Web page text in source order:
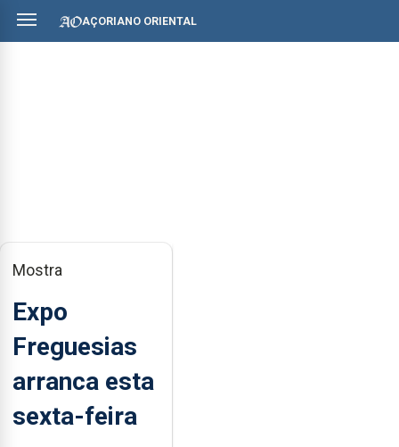
AÇORIANO ORIENTAL
Mostra
Expo
Freguesias
arranca esta
sexta-feira